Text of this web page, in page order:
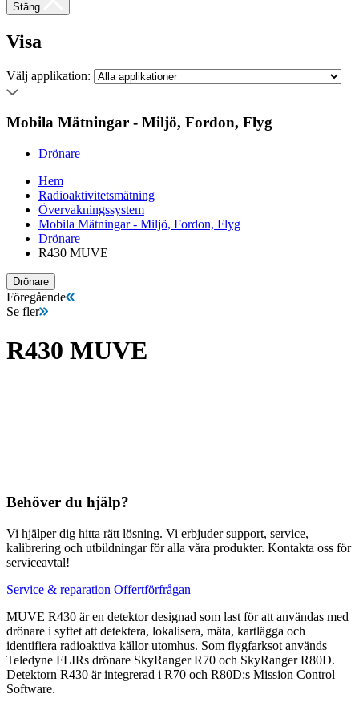
Stäng
Visa
Välj applikation:
Mobila Mätningar - Miljö, Fordon, Flyg
Drönare
Hem
Radioaktivitetsmätning
Övervakningssystem
Mobila Mätningar - Miljö, Fordon, Flyg
Drönare
R430 MUVE
Drönare
Föregående
Se fler
R430 MUVE
Behöver du hjälp?
Vi hjälper dig hitta rätt lösning. Vi erbjuder support, service,
kalibrering och utbildningar för alla våra produkter. Kontakta oss för
serviceavtal!
Service & reparation Offertförfrågan
MUVE R430 är en detektor designad som last för att användas med
drönare i syftet att detektera, lokalisera, mäta, kartlägga och
identifiera radioaktiva källor utomhus. Som flygfarksot används
Teledyne FLIRs drönare SkyRanger R70 och SkyRanger R80D.
Detektorn R430 är integrerad i R70 och R80D:s Mission Control
Software.